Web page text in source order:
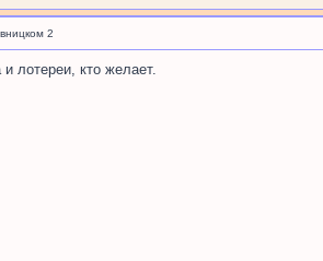
2
лотереи, кто желает.